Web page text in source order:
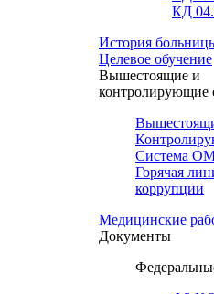
КД
История
Целевое обучение
Вышестоящие и
контролирующие
Система
Горячая
коррупции
Медицинские
Документы